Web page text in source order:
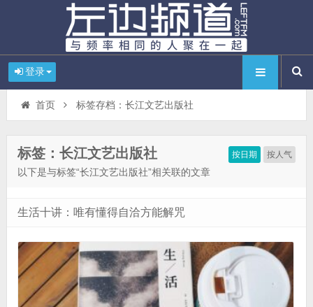
登录
首页 标签存档：长江文艺出版社
按日期 按人气
标签：长江文艺出版社
以下是与标签“长江文艺出版社”相关联的文章
生活十讲：唯有懂得自洽方能解咒